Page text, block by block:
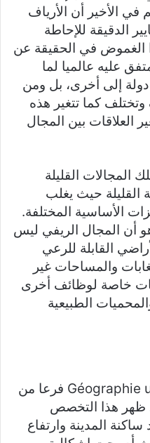
الأخير أن الأرياف
الدقيقة للإحاطة
الغموض في الحقيقة عن
عليه عالميا لما
إلى أخرى، بل ومن
وتختلف كما تتغير هذه
العلاقات بين المجال
المجالات القليلة
القليلة حيث يغلب
الأساسية المختلفة.
أن المجال الريفي ليس
القابلة للرعي
والمساحات غير
خاصة لوظائف أخرى
الطبيعية
تعتبر جغرافية المدن Géographie urbaine فرعا من
ظهر هذا التخصص
المدينة وارتفاع